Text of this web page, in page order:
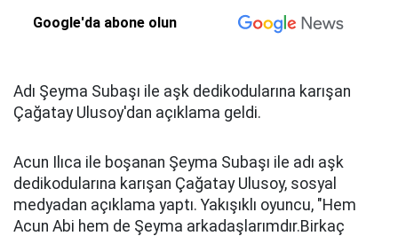
Google'da abone olun
Adı Şeyma Subaşı ile aşk dedikodularına karışan
Çağatay Ulusoy'dan açıklama geldi.
Acun Ilıca ile boşanan Şeyma Subaşı ile adı aşk
dedikodularına karışan Çağatay Ulusoy, sosyal
medyadan açıklama yaptı. Yakışıklı oyuncu, "Hem
Acun Abi hem de Şeyma arkadaşlarımdır.Birkaç